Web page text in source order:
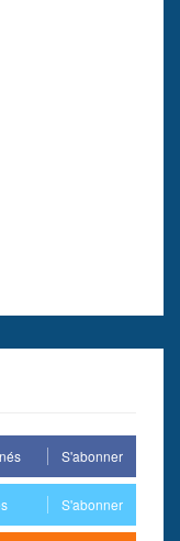
S'abonner
S'abonner